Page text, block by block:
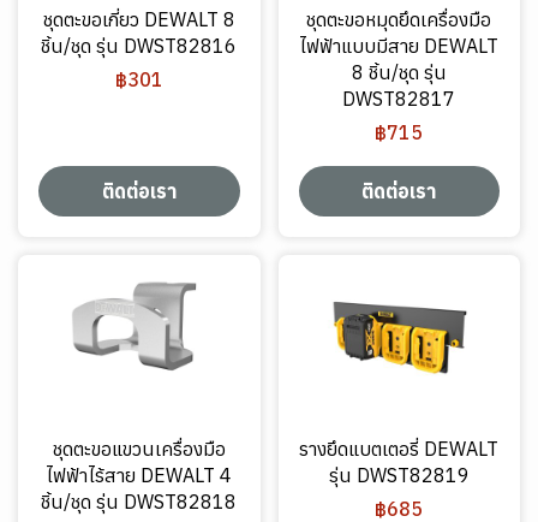
ชุดตะขอเกี่ยว DEWALT 8
ชิ้น/ชุด รุ่น DWST82816
฿301
ติดต่อเรา
ชุดตะขอหมุดยึดเครื่องมือ
ไฟฟ้าแบบมีสาย DEWALT
8 ชิ้น/ชุด รุ่น
DWST82817
฿715
ติดต่อเรา
ชุดตะขอแขวนเครื่องมือ
ไฟฟ้าไร้สาย DEWALT 4
ชิ้น/ชุด รุ่น DWST82818
รางยึดแบตเตอรี่ DEWALT
รุ่น DWST82819
฿685